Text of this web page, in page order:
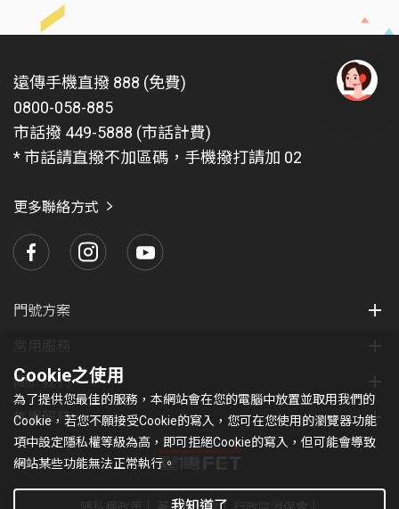
遠傳手機直撥 888 (免費)
0800-058-885
市話撥 449-5888 (市話計費)
* 市話請直撥不加區碼，手機撥打請加 02
更多聯絡方式
門號方案
關於我們
集團服務
Cookie之使用
為了提供您最佳的服務，本網站會在您的電腦中放置並取用我們的
Cookie，若您不願接受Cookie的寫入，您可在您使用的瀏覽器功能
項中設定隱私權等級為高，即可拒絕Cookie的寫入，但可能會導致
網站某些功能無法正常執行。